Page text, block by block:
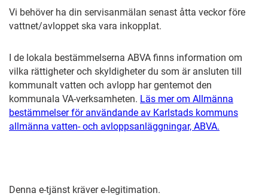
Vi behöver ha din servisanmälan senast åtta veckor före
vattnet/avloppet ska vara inkopplat.
I de lokala bestämmelserna ABVA finns information om
vilka rättigheter och skyldigheter du som är ansluten till
kommunalt vatten och avlopp har gentemot den
kommunala VA-verksamheten. Läs mer om Allmänna
bestämmelser för användande av Karlstads kommuns
allmänna vatten- och avloppsanläggningar, ABVA.
Denna e-tjänst kräver e-legitimation.